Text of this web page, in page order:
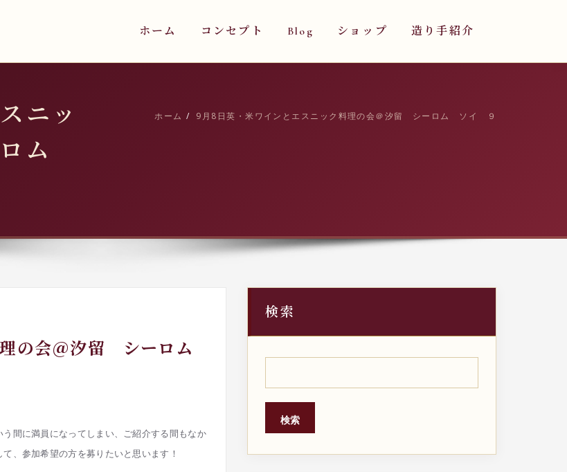
ホーム コンセプト Blog ショップ 造り手紹介
ニッ
ロム
ホーム 9月8日英・米ワインとエスニック料理の会＠汐留 シーロム ソイ ９
理の会＠汐留 シーロム
間に満員になってしまい、ご紹介する間もなか
、参加希望の方を募りたいと思います！
検索
検索